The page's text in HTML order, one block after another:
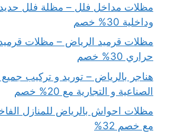
مظلات مداخل فلل – مظلة فلل
وداخلية 30% خصم
مظلات قرميد الرياض – مظلات
حراري 30% خصم
هناجر بالرياض – توريد و تركيب جميع
الصناعية و التجارية مع 20% خصم
مظلات احواش بالرياض للمنازل
مع خصم 32%